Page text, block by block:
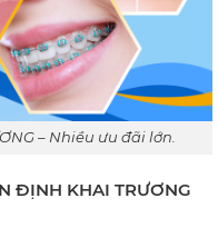
– Nhiều ưu đãi lớn.
ĐỊNH KHAI TRƯƠNG